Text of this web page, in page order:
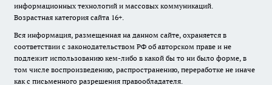
информационных технологий и массовых коммуникаций.
Возрастная категория сайта 16+.
Вся информация, размещенная на данном сайте, охраняется в
соответствии с законодательством РФ об авторском праве и не
подлежит использованию кем-либо в какой бы то ни было форме, в
том числе воспроизведению, распространению, переработке не иначе
как с письменного разрешения правообладателя.